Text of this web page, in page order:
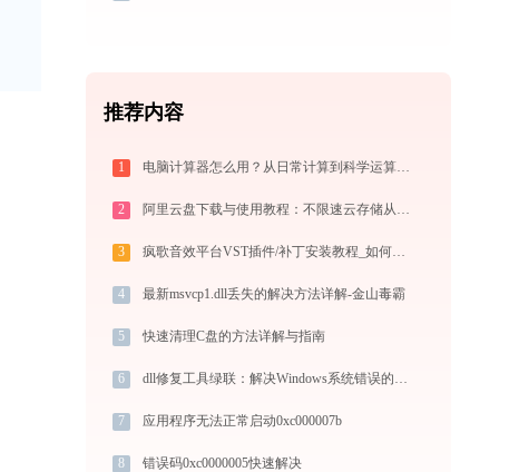
推荐内容
1 电脑计算器怎么用？从日常计算到科学运算的完全指南（附隐藏功能）
2 阿里云盘下载与使用教程：不限速云存储从零上手全指南
3 疯歌音效平台VST插件/补丁安装教程_如何加载插件效果包
4 最新msvcp1.dll丢失的解决方法详解-金山毒霸
5 快速清理C盘的方法详解与指南
6 dll修复工具绿联：解决Windows系统错误的指南
7 应用程序无法正常启动0xc000007b
8 错误码0xc0000005快速解决